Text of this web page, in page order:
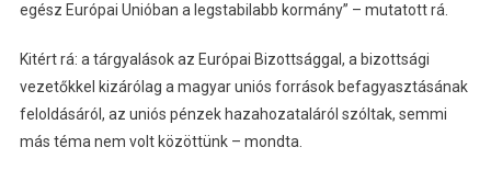
egész Európai Unióban a legstabilabb kormány” – mutatott rá.
Kitért rá: a tárgyalások az Európai Bizottsággal, a bizottsági
vezetőkkel kizárólag a magyar uniós források befagyasztásának
feloldásáról, az uniós pénzek hazahozataláról szóltak, semmi
más téma nem volt közöttünk – mondta.